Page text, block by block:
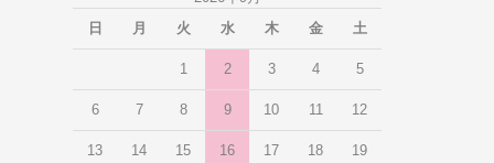
日
月 火 水 木 金 土
1 2 3 4 5
6 7 8 9 10 11 12
13 14 15 16 17 18 19